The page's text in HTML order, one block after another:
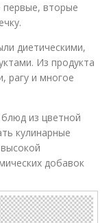
вторые
диетическими,
Из продукта
рагу и многое
из цветной
кулинарные
добавок